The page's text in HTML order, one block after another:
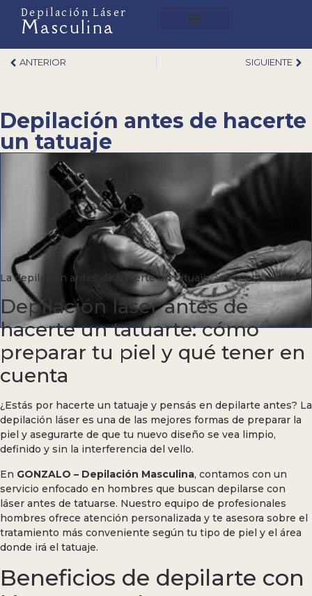
Depilación Láser
Masculina
ANTERIOR SIGUIENTE
Depilación antes de hacerte
un tatuaje
La depilación antes de hacerte un tatuaje, ¿es conveniente?
Depilación láser antes de
hacerte un tatuarte: cómo
preparar tu piel y qué tener en
cuenta
¿Estás por hacerte un tatuaje y pensás en depilarte antes? La
depilación láser es una de las mejores formas de preparar la
piel y asegurarte de que tu nuevo diseño se vea limpio,
definido y sin la interferencia del vello.
En GONZALO – Depilación Masculina, contamos con un
servicio enfocado en hombres que buscan depilarse con
láser antes de tatuarse. Nuestro equipo de profesionales
hombres ofrece atención personalizada y te asesora sobre el
tratamiento más conveniente según tu tipo de piel y el área
donde irá el tatuaje.
Beneficios de depilarte con